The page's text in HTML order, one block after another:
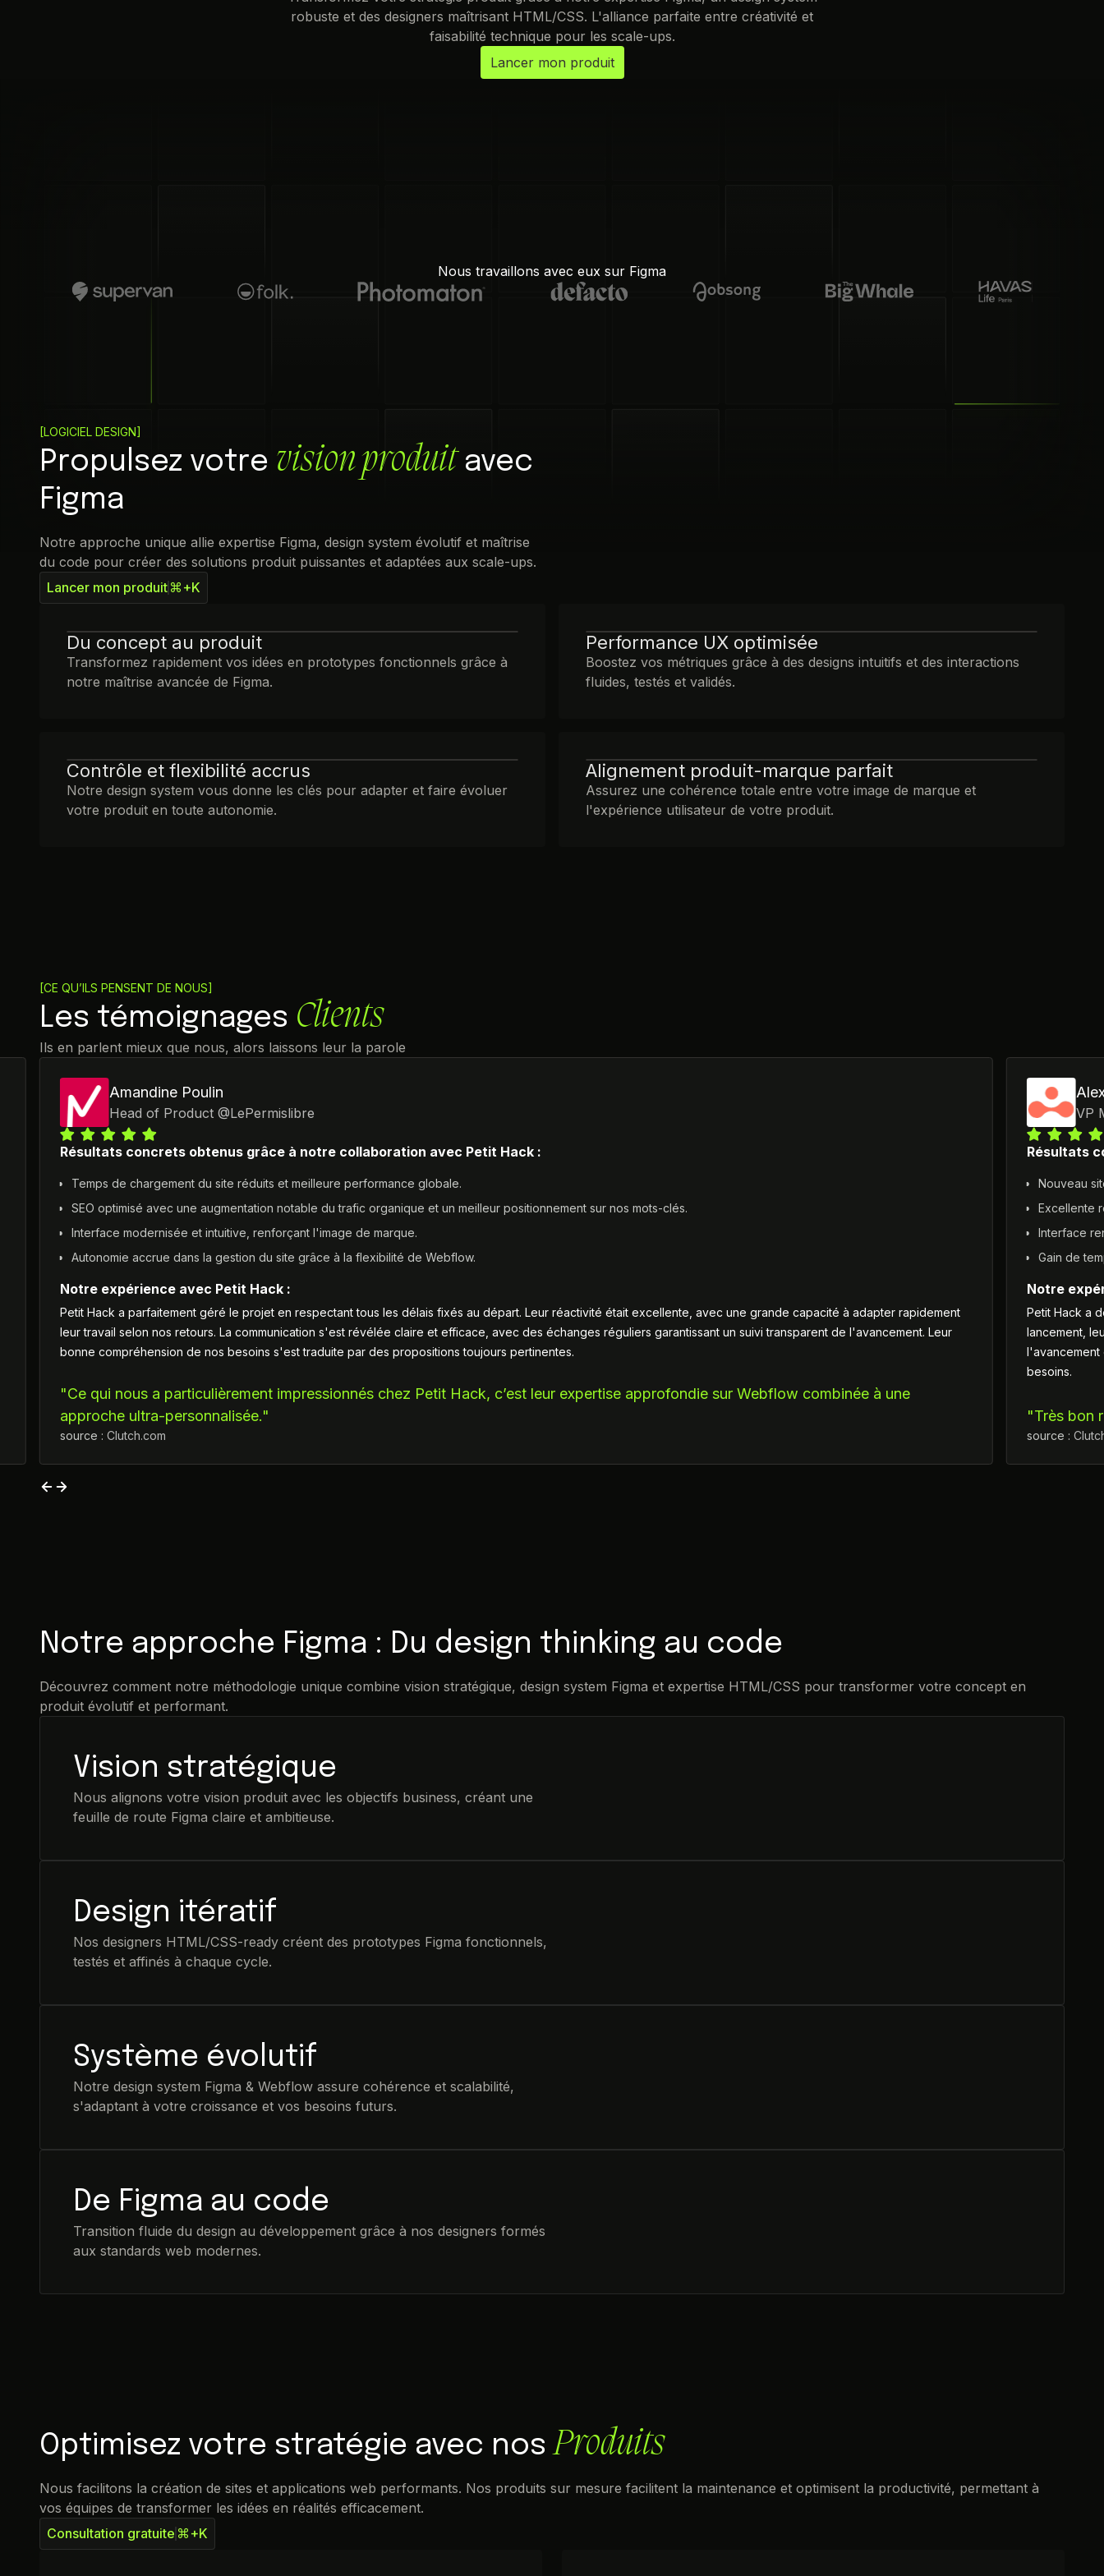
robuste et des designers maîtrisant HTML/CSS. L'alliance parfaite entre créativité et
faisabilité technique pour les scale-ups.
Lancer mon produit
Nous travaillons avec eux sur Figma
[LOGICIEL DESIGN]
Propulsez votre vision produitavec
Figma
Notre approche unique allie expertise Figma, design system évolutif et maîtrise
du code pour créer des solutions produit puissantes et adaptées aux scale-ups.
Lancer mon produit ⌘+K
Du concept au produit
Transformez rapidement vos idées en prototypes fonctionnels grâce à
notre maîtrise avancée de Figma.
Performance UX optimisée
Boostez vos métriques grâce à des designs intuitifs et des interactions
fluides, testés et validés.
Contrôle et flexibilité accrus
Notre design system vous donne les clés pour adapter et faire évoluer
votre produit en toute autonomie.
Alignement produit-marque parfait
Assurez une cohérence totale entre votre image de marque et
l'expérience utilisateur de votre produit.
[CE QU’ILS PENSENT DE NOUS]
Les témoignages Clients
Ils en parlent mieux que nous, alors laissons leur la parole
Amandine Poulin
Head of Product @LePermislibre
Résultats concrets obtenus grâce à notre collaboration avec Petit Hack :
Temps de chargement du site réduits et meilleure performance globale.
SEO optimisé avec une augmentation notable du trafic organique et un meilleur positionnement sur nos mots-clés.
Interface modernisée et intuitive, renforçant l'image de marque.
Autonomie accrue dans la gestion du site grâce à la flexibilité de Webflow.
Notre expérience avec Petit Hack :
Petit Hack a parfaitement géré le projet en respectant tous les délais fixés au départ. Leur réactivité était excellente, avec une grande capacité à adapter rapidement
leur travail selon nos retours. La communication s'est révélée claire et efficace, avec des échanges réguliers garantissant un suivi transparent de l'avancement. Leur
bonne compréhension de nos besoins s'est traduite par des propositions toujours pertinentes.
"Ce qui nous a particulièrement impressionnés chez Petit Hack, c’est leur expertise approfondie sur Webflow combinée à une
approche ultra-personnalisée."
source : Clutch.com
VP
Résultats
Nouveau
Excellente
Interface
Gain de
Notre
Petit Hack a
lancement,
l'avancement
besoins.
"Très bon
source :
Notre approche Figma : Du design thinking au code
Découvrez comment notre méthodologie unique combine vision stratégique, design system Figma et expertise HTML/CSS pour transformer votre concept en
produit évolutif et performant.
Vision stratégique
Nous alignons votre vision produit avec les objectifs business, créant une
feuille de route Figma claire et ambitieuse.
Design itératif
Nos designers HTML/CSS-ready créent des prototypes Figma fonctionnels,
testés et affinés à chaque cycle.
Système évolutif
Notre design system Figma & Webflow assure cohérence et scalabilité,
s'adaptant à votre croissance et vos besoins futurs.
De Figma au code
Transition fluide du design au développement grâce à nos designers formés
aux standards web modernes.
Optimisez votre stratégie avec nosProduits
Nous facilitons la création de sites et applications web performants. Nos produits sur mesure facilitent la maintenance et optimisent la productivité, permettant à
vos équipes de transformer les idées en réalités efficacement.
Consultation gratuite ⌘+K